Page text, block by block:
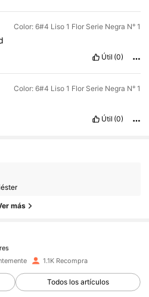
Color: 6#4 Liso 1 Flor Serie Negra N° 1
Útil (0)
Color: 6#4 Liso 1 Flor Serie Negra N° 1
Útil (0)
más
1.1K Recompra
Todos los artículos